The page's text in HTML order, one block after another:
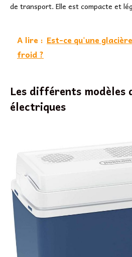
de transport. Elle est compacte et
A lire : Est-ce qu'une
froid ?
Les différents modèles
électriques